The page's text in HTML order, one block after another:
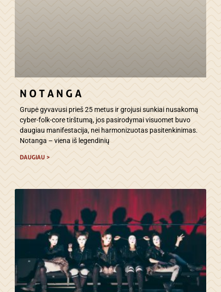
N O T A N G A
Grupė gyvavusi prieš 25 metus ir grojusi sunkiai nusakomą
cyber-folk-core tirštumą, jos pasirodymai visuomet buvo
daugiau manifestacija, nei harmonizuotas pasitenkinimas.
Notanga – viena iš legendinių
DAUGIAU >